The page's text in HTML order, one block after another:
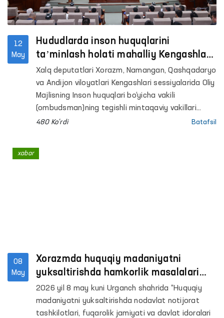
12
May
Hududlarda inson huquqlarini
taʼminlash holati mahalliy Kengashlar
sessiyalarida muhokama qilindi
Xalq deputatlari Xorazm, Namangan, Qashqadaryo
va Andijon viloyatlari Kengashlari sessiyalarida Oliy
Majlisning Inson huquqlari bo‘yicha vakili
(ombudsman)ning tegishli mintaqaviy vakillari
tomonidan hududlarda inson huquqlari, erkinliklari
480 Ko'rdi Batafsil
08
May
Xorazmda huquqiy madaniyatni
yuksaltirishda hamkorlik masalalari
muhokama qilindi
2026 yil 8 may kuni Urganch shahrida “Huquqiy
madaniyatni yuksaltirishda nodavlat notijorat
tashkilotlari, fuqarolik jamiyati va davlat idoralari
xabar